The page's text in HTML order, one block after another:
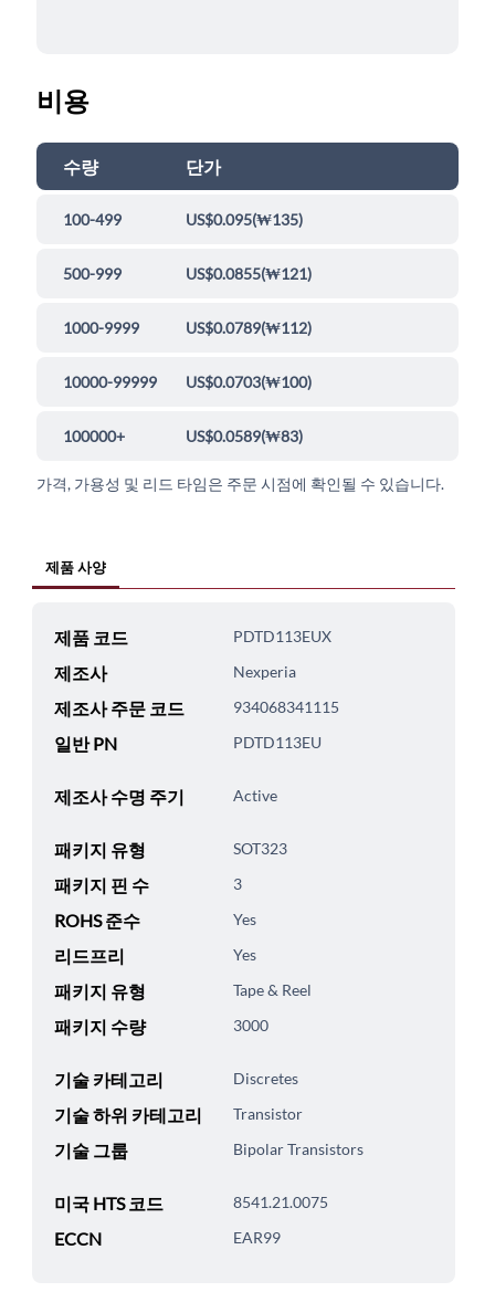
비용
수량 단가
100-499 US$0.095(₩135)
500-999 US$0.0855(₩121)
1000-9999 US$0.0789(₩112)
10000-99999 US$0.0703(₩100)
100000+ US$0.0589(₩83)
가격, 가용성 및 리드 타임은 주문 시점에 확인될 수 있습니다.
제품 사양
제품 코드 PDTD113EUX
제조사 Nexperia
제조사 주문 코드 934068341115
일반 PN PDTD113EU
제조사 수명 주기 Active
패키지 유형 SOT323
패키지 핀 수 3
ROHS 준수 Yes
리드프리 Yes
패키지 유형 Tape & Reel
패키지 수량 3000
기술 카테고리 Discretes
기술 하위 카테고리 Transistor
기술 그룹 Bipolar Transistors
미국 HTS 코드 8541.21.0075
ECCN EAR99